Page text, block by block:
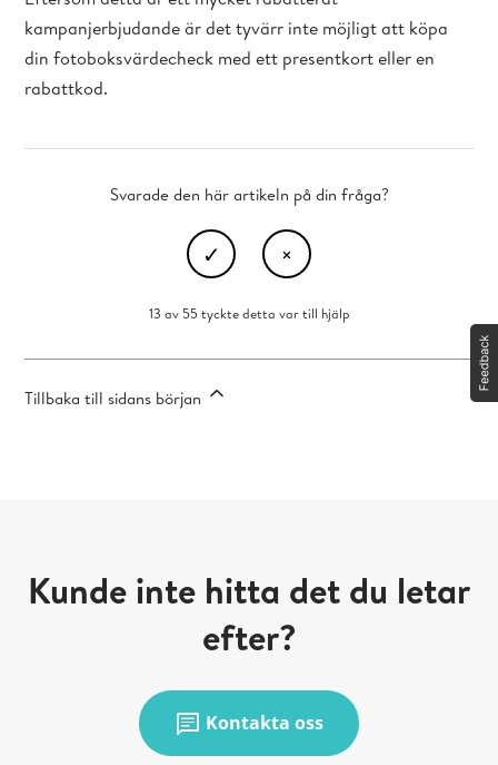
kampanjerbjudande är det tyvärr inte möjligt att köpa
din fotoboksvärdecheck med ett presentkort eller en
rabattkod.
Svarade den här artikeln på din fråga?
13 av 55 tyckte detta var till hjälp
Tillbaka till sidans början
Kunde inte hitta det du letar
efter?
chat Kontakta oss